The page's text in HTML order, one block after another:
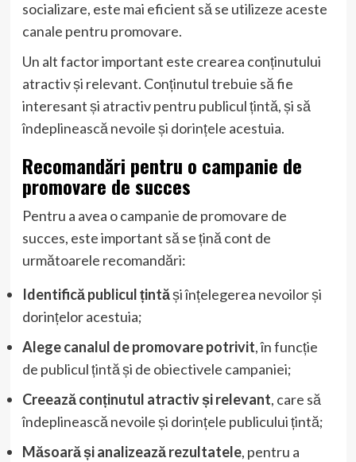
socializare, este mai eficient să se utilizeze aceste
canale pentru promovare.
Un alt factor important este crearea conținutului
atractiv și relevant. Conținutul trebuie să fie
interesant și atractiv pentru publicul țintă, și să
îndeplinească nevoile și dorințele acestuia.
Recomandări pentru o campanie de
promovare de succes
Pentru a avea o campanie de promovare de
succes, este important să se țină cont de
următoarele recomandări:
Identifică publicul țintăși înțelegerea nevoilor și
dorințelor acestuia;
Alege canalul de promovare potrivit, în funcție
de publicul țintă și de obiectivele campaniei;
Creează conținutul atractiv și relevant, care să
îndeplinească nevoile și dorințele publicului țintă;
Măsoară și analizează rezultatele, pentru a